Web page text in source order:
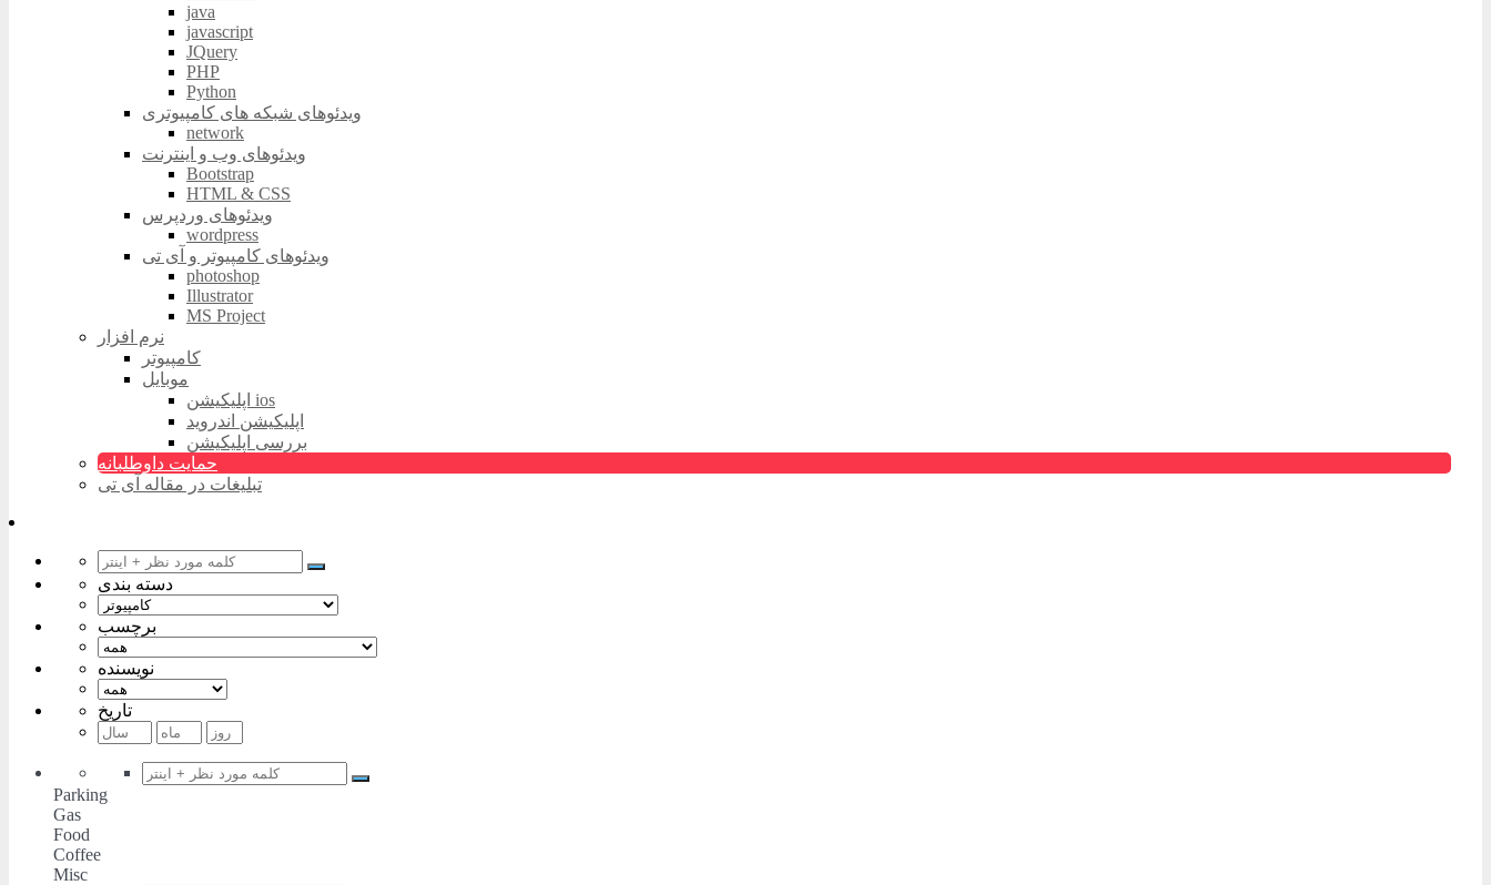
java
javascript
JQuery
PHP
Python
ویدئوهای شبکه های کامپیوتری
network
ویدئوهای وب و اینترنت
Bootstrap
HTML & CSS
ویدئوهای وردپرس
wordpress
ویدئوهای کامپیوتر و آی تی
photoshop
Illustrator
MS Project
نرم افزار
کامپیوتر
موبایل
اپلیکیشن ios
اپلیکیشن اندروید
بررسی اپلیکیشن
حمایت داوطلبانه
تبلیغات در مقاله آی تی
دسته بندی
برچسب
نویسنده
تاریخ
Parking
Gas
Food
Coffee
Misc